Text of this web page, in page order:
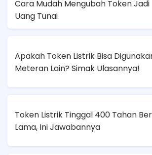
Cara Mudah Mengubah Token Jadi
Uang Tunai
Apakah Token Listrik Bisa
Meteran Lain? Simak Ulasannya!
Token Listrik Tinggal 400 Tahan
Lama, Ini Jawabannya